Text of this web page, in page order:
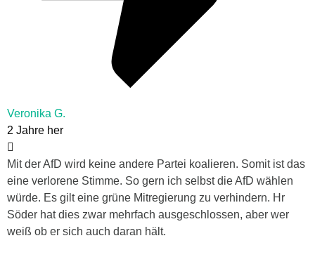
Veronika G.
2 Jahre her
Mit der AfD wird keine andere Partei koalieren. Somit ist das
eine verlorene Stimme. So gern ich selbst die AfD wählen
würde. Es gilt eine grüne Mitregierung zu verhindern. Hr
Söder hat dies zwar mehrfach ausgeschlossen, aber wer
weiß ob er sich auch daran hält.